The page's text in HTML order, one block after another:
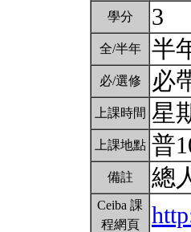
學分 3
全/半年 半
必/選修 必
上課時間 星
上課地點 普
備註 總
Ceiba 課
程網頁